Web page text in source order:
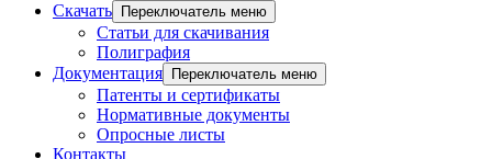
Скачать
Переключатель меню
Статьи для скачивания
Полиграфия
Документация
Переключатель меню
Патенты и сертификаты
Нормативные документы
Опросные листы
Контакты